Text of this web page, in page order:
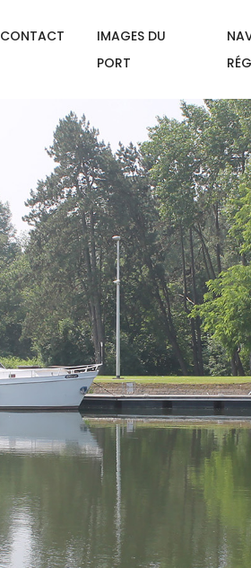
CONTACT
IMAGES DU
PORT